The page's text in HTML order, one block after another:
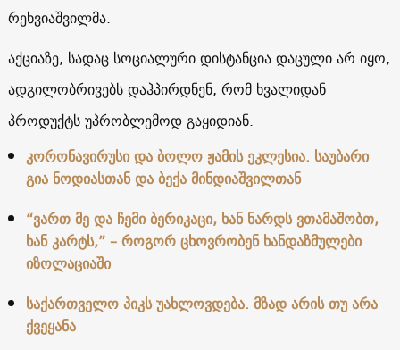
რეხვიაშვილმა.
აქციაზე, სადაც სოციალური დისტანცია დაცული არ იყო,
ადგილობრივებს დაჰპირდნენ, რომ ხვალიდან
პროდუქტს უპრობლემოდ გაყიდიან.
კორონავირუსი და ბოლო ჟამის ეკლესია. საუბარი
გია ნოდიასთან და ბექა მინდიაშვილთან
“ვართ მე და ჩემი ბერიკაცი, ხან ნარდს ვთამაშობთ,
ხან კარტს,” – როგორ ცხოვრობენ ხანდაზმულები
იზოლაციაში
საქართველო პიკს უახლოვდება. მზად არის თუ არა
ქვეყანა